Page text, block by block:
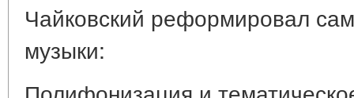
Чайковский реформировал
музыки: